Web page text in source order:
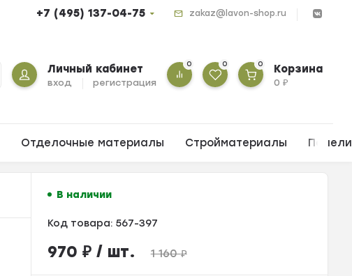
+7 (495) 137-04-75 zakaz@lavon-shop.ru
Личный кабинет
вход регистрация
0 0 0 Корзина
0₽
Отделочные материалы Стройматериалы
В наличии
Код товара: 567-397
970 ₽/ шт. 1 160₽